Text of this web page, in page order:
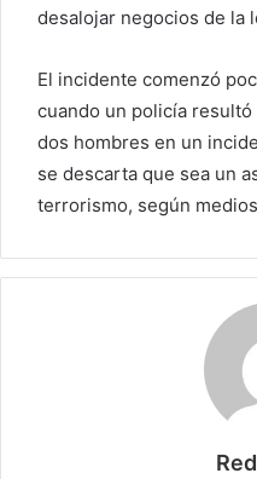
desalojar negocios de la
El incidente comenzó
cuando un policía
dos hombres en un
se descarta que sea un
terrorismo, según